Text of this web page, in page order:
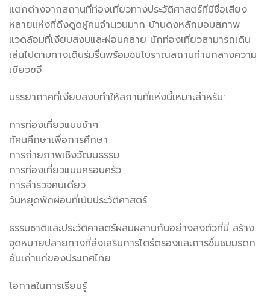
แตกต่างจากสถานที่ท่องเที่ยวทางประวัติศาสตร์ที่มีชื่อเสียง
หลายแห่งที่ดึงดูดผู้คนจำนวนมาก บ้านดงหลักมอบสภาพ
แวดล้อมที่เงียบสงบและผ่อนคลาย นักท่องเที่ยวสามารถเดิน
เล่นไปตามทางเดินร่มรื่นพร้อมชมโบราณสถานท่ามกลางความ
เขียวขจี
บรรยากาศที่เงียบสงบทำให้สถานที่แห่งนี้เหมาะสำหรับ:
การท่องเที่ยวแบบช้าๆ
ทัศนศึกษาเพื่อการศึกษา
การถ่ายภาพเชิงวัฒนธรรม
การท่องเที่ยวแบบครอบครัว
การสำรวจคนเดียว
วันหยุดพักผ่อนที่เน้นประวัติศาสตร์
ธรรมชาติและประวัติศาสตร์ผสมผสานกันอย่างลงตัวที่นี่ สร้าง
จุดหมายปลายทางที่ส่งเสริมการไตร่ตรองและการชื่นชมมรดก
อันเก่าแก่ของประเทศไทย
โอกาสในการเรียนรู้